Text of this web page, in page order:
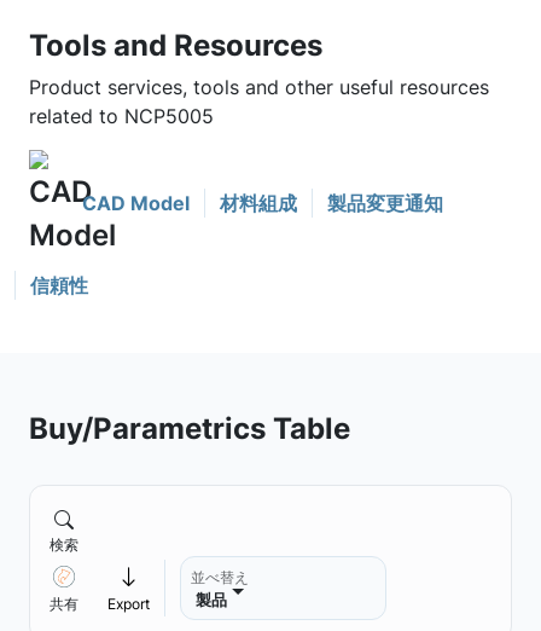
Tools and Resources
Product services, tools and other useful resources
related to NCP5005
CAD Model 材料組成 製品変更通知
信頼性
Buy/Parametrics Table
検索
共有 Export
並べ替え
製品